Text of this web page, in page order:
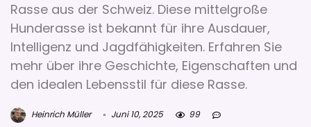
Rasse aus der Schweiz. Diese mittelgroße
Hunderasse ist bekannt für ihre Ausdauer,
Intelligenz und Jagdfähigkeiten. Erfahren Sie
mehr über ihre Geschichte, Eigenschaften und
den idealen Lebensstil für diese Rasse.
Heinrich Müller Juni 10, 2025 99